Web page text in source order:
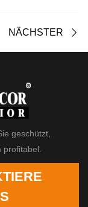
NÄCHSTER
geschützt,